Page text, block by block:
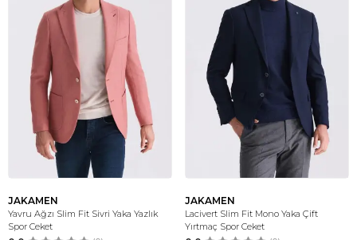
JAKAMEN
Yavru Ağzı Slim Fit Sivri Yaka Yazlık
Spor Ceket
JAKAMEN
Lacivert Slim Fit Mono Yaka Çift
Yırtmaç Spor Ceket